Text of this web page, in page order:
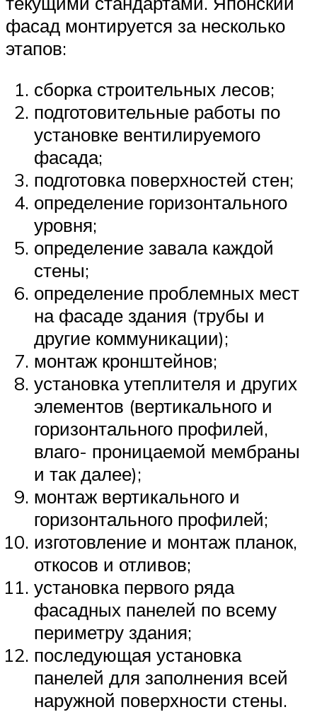
фасад монтируется за несколько
этапов:
сборка строительных лесов;
подготовительные работы по
установке вентилируемого
фасада;
подготовка поверхностей стен;
определение горизонтального
уровня;
определение завала каждой
стены;
определение проблемных мест
на фасаде здания (трубы и
другие коммуникации);
монтаж кронштейнов;
установка утеплителя и других
элементов (вертикального и
горизонтального профилей,
влаго- проницаемой мембраны
и так далее);
монтаж вертикального и
горизонтального профилей;
изготовление и монтаж планок,
откосов и отливов;
установка первого ряда
фасадных панелей по всему
периметру здания;
последующая установка
панелей для заполнения всей
наружной поверхности стены.